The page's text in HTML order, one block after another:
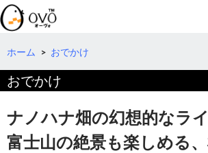
検
索
コ
テ
ツ
へ
ホーム > おでかけ
おでかけ
ナノハナ畑の幻想的なラ
富士山の絶景も楽しめる